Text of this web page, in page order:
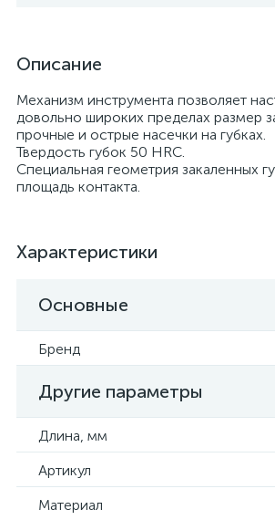
Описание
Механизм инструмента позволяет
довольно широких пределах размер
прочные и острые насечки на губках.
Твердость губок 50 HRC.
Специальная геометрия закаленных
площадь контакта.
Характеристики
Основные
Бренд
Другие параметры
Длина, мм
Артикул
Материал